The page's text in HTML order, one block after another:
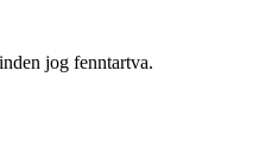
jog fenntartva.